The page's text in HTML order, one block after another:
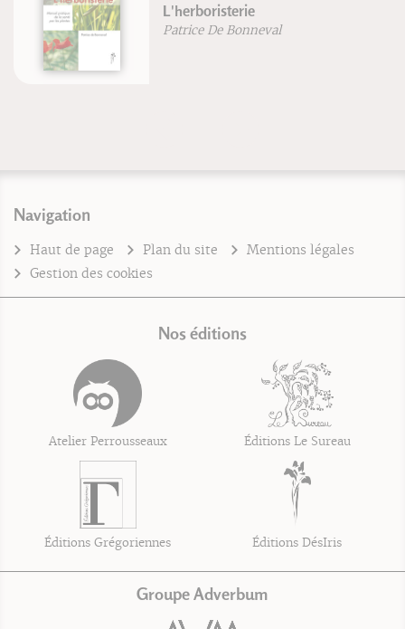
L'herboristerie
Patrice De Bonneval
Navigation
Haut de page Plan du site
Mentions légales
Gestion des cookies
Nos éditions
Atelier Perrousseaux Éditions Le Sureau
Éditions Grégoriennes Éditions DésIris
Groupe Adverbum